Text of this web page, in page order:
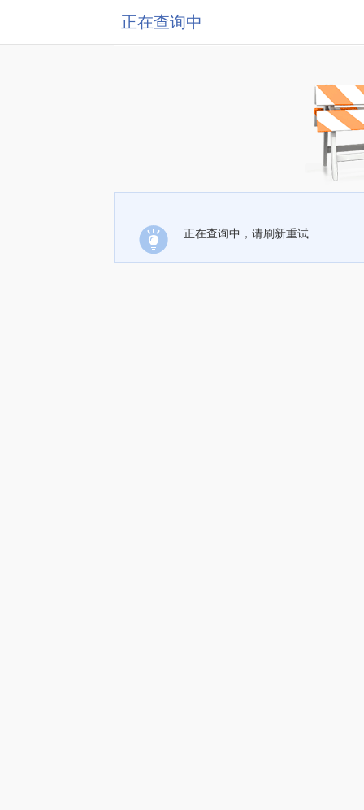
正在查询中
正在查询中，请刷新重试